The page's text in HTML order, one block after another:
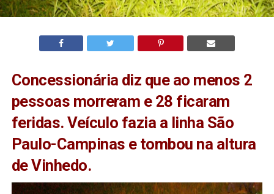
Concessionária diz que ao menos 2
pessoas morreram e 28 ficaram
feridas. Veículo fazia a linha São
Paulo-Campinas e tombou na altura
de Vinhedo.